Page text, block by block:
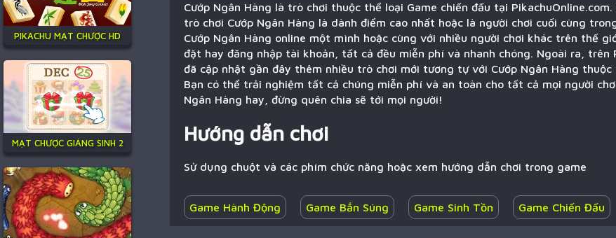
PIKACHU MẠT CHƯỢC HD
MẠT CHƯỢC GIÁNG SINH 2
Cướp Ngân Hàng là trò chơi thuộc thể loại Game chiến đấu tại
trò chơi Cướp Ngân Hàng là dành điểm cao nhất hoặc là người chơi cuối cùng
Cướp Ngân Hàng online một mình hoặc cùng với nhiều người chơi khác trên thế
đặt hay đăng nhập tài khoản, tất cả đều miễn phí và nhanh chóng. Ngoài ra, trên
đã cập nhật gần đây thêm nhiều trò chơi mới tương tự với Cướp Ngân Hàng thuộc
Bạn có thể trải nghiệm tất cả chúng miễn phí và an toàn cho tất cả mọi người
Ngân Hàng hay, đừng quên chia sẽ tới mọi người!
Hướng dẫn chơi
Sử dụng chuột và các phím chức năng hoặc xem hướng dẫn chơi trong game
Game Hành Động Game Bắn Súng Game Sinh Tồn Game Chiến Đấu